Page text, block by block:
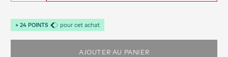
+ 24 POINTS pour cet achat
AJOUTER AU PANIER